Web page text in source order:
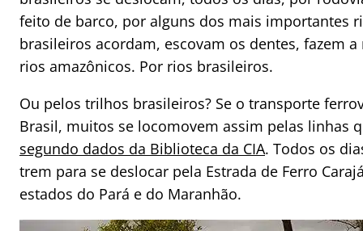
feito de barco, por alguns dos mais importantes
brasileiros acordam, escovam os dentes, fazem
rios amazônicos. Por rios brasileiros.
Ou pelos trilhos brasileiros? Se o transporte
Brasil, muitos se locomovem assim pelas linhas
segundo dados da Biblioteca da CIA. Todos os
trem para se deslocar pela Estrada de Ferro
estados do Pará e do Maranhão.